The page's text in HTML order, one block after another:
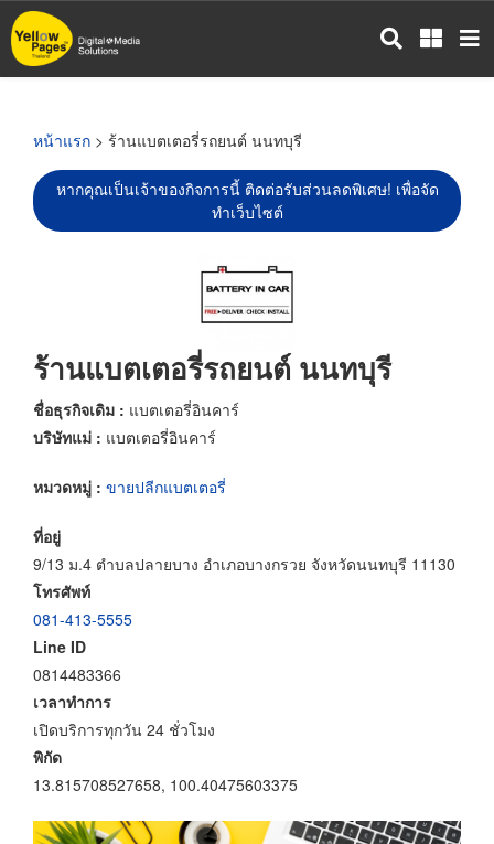
ข้าม
ไป
หน้าแรก > ร้านแบตเตอรี่รถยนต์ นนทบุรี
หากคุณเป็นเจ้าของกิจการนี้ ติดต่อรับส่วนลดพิเศษ! เพื่อจัด
ทำเว็บไซต์
ร้านแบตเตอรี่รถยนต์ นนทบุรี
ชื่อธุรกิจเดิม : แบตเตอรี่อินคาร์
บริษัทแม่ : แบตเตอรี่อินคาร์
หมวดหมู่ : ขายปลีกแบตเตอรี่
ที่อยู่
9/13 ม.4 ตำบลปลายบาง อำเภอบางกรวย จังหวัดนนทบุรี 11130
โทรศัพท์
081-413-5555
Line ID
0814483366
เวลาทำการ
เปิดบริการทุกวัน 24 ชั่วโมง
พิกัด
13.815708527658, 100.40475603375